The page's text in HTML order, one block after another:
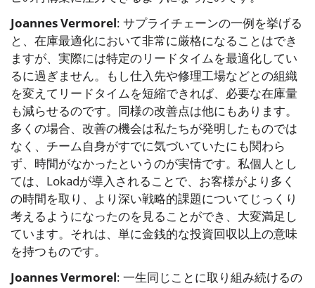
Joannes Vermorel: サプライチェーンの一例を挙げる
と、在庫最適化において非常に厳格になることはでき
ますが、実際には特定のリードタイムを最適化してい
るに過ぎません。もし仕入先や修理工場などとの組織
を変えてリードタイムを短縮できれば、必要な在庫量
も減らせるのです。同様の改善点は他にもあります。
多くの場合、改善の機会は私たちが発明したものでは
なく、チーム自身がすでに気づいていたにも関わら
ず、時間がなかったというのが実情です。私個人とし
ては、Lokadが導入されることで、お客様がより多く
の時間を取り、より深い戦略的課題についてじっくり
考えるようになったのを見ることができ、大変満足し
ています。それは、単に金銭的な投資回収以上の意味
を持つものです。
Joannes Vermorel: 一生同じことに取り組み続けるの